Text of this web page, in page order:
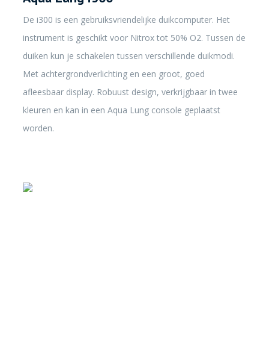
De i300 is een gebruiksvriendelijke duikcomputer. Het
instrument is geschikt voor Nitrox tot 50% O2. Tussen de
duiken kun je schakelen tussen verschillende duikmodi.
Met achtergrondverlichting en een groot, goed
afleesbaar display. Robuust design, verkrijgbaar in twee
kleuren en kan in een Aqua Lung console geplaatst
worden.